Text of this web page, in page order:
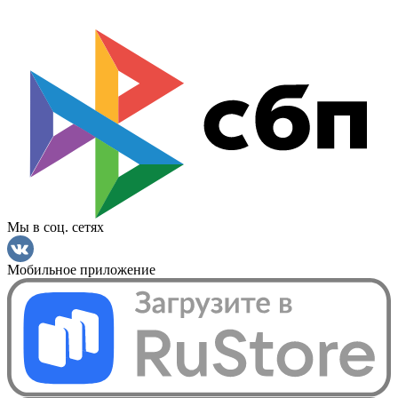
Мы в соц. сетях
Мобильное приложение